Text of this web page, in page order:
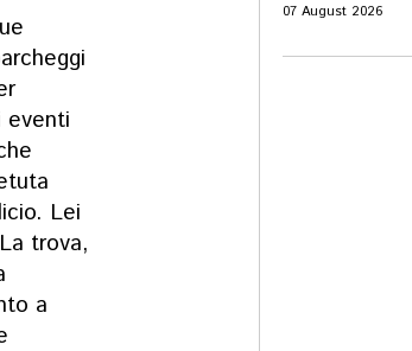
eventi
Lei
trova,
a
07 August 2026